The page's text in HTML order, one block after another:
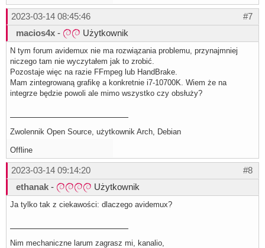
#7
2023-03-14 08:45:46
macios4x - Użytkownik
N tym forum avidemux nie ma rozwiązania problemu, przynajmniej
niczego tam nie wyczytałem jak to zrobić.
Pozostaje więc na razie FFmpeg lub HandBrake.
Mam zintegrowaną grafikę a konkretnie i7-10700K. Wiem że na
integrze będzie powoli ale mimo wszystko czy obsłuży?
Zwolennik Open Source, użytkownik Arch, Debian
Offline
#8
2023-03-14 09:14:20
ethanak - Użytkownik
Ja tylko tak z ciekawości: dlaczego avidemux?
Nim mechaniczne larum zagrasz mi, kanalio,